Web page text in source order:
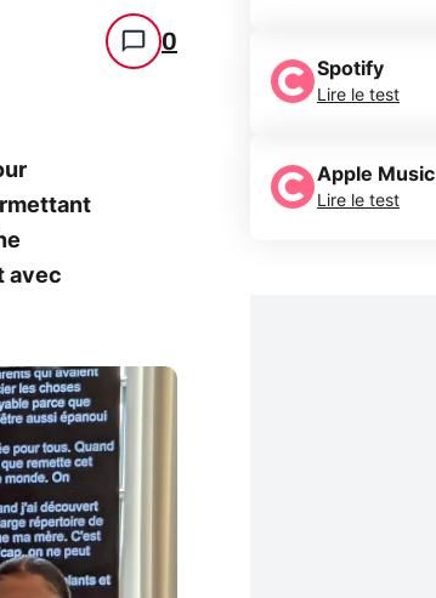
0
avec
Spotify
Lire le test
Apple Music
Lire le test